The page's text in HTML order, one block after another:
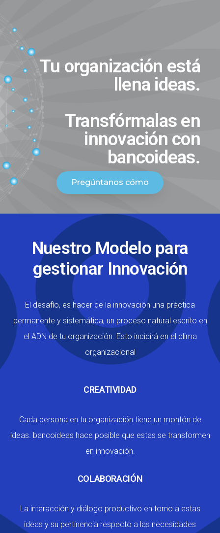
Tu organización está
llena ideas.
Transfórmalas en
innovación con
bancoideas.
Pregúntanos cómo
Nuestro Modelo para
gestionar Innovación
El desafío, es hacer de la innovación una práctica
permanente y sistemática, un proceso natural escrito en
el ADN de tu organización. Esto incidirá en el clima
organizacional
CREATIVIDAD
Cada persona en tu organización tiene un montón de
ideas. bancoideas hace posible que estas se transformen
en innovación.
COLABORACIÓN
La interacción y diálogo productivo en torno a estas
ideas y su pertinencia respecto a las necesidades